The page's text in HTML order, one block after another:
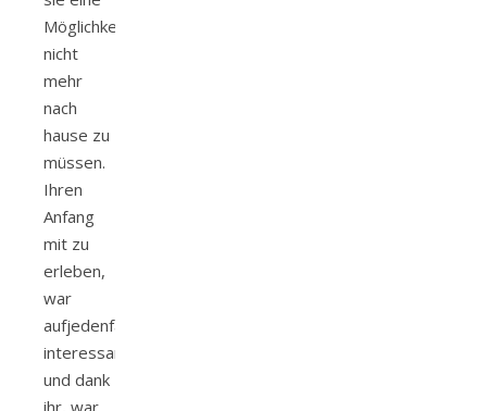
Möglichkeit,
nicht
mehr
nach
hause zu
müssen.
Ihren
Anfang
mit zu
erleben,
war
aufjedenfall
interessant
und dank